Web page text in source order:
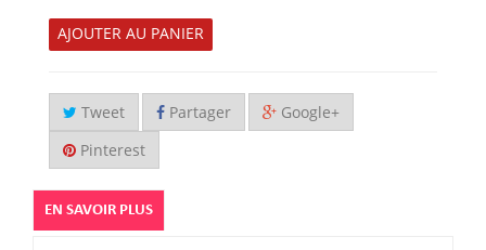
AJOUTER AU PANIER
Tweet Partager Google+
Pinterest
EN SAVOIR PLUS